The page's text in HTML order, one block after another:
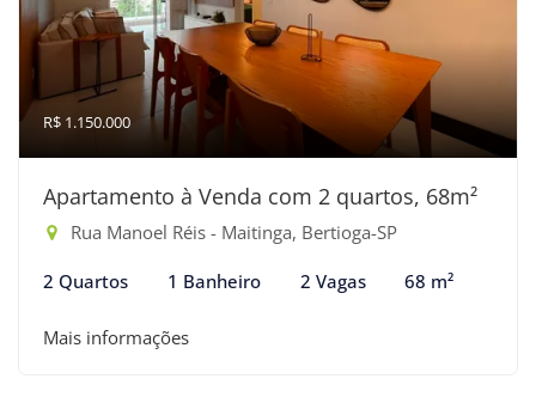
R$ 1.150.000
Apartamento à Venda com 2 quartos, 68m²
Rua Manoel Réis - Maitinga, Bertioga-SP
2 Quartos 1 Banheiro 2 Vagas 68 m²
Mais informações